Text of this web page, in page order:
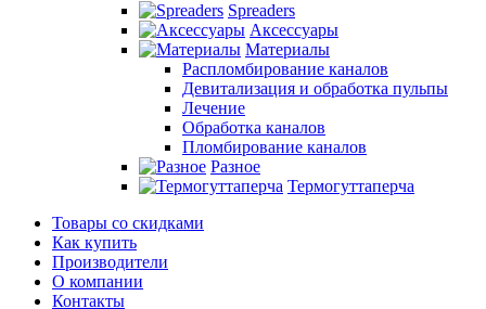
Spreaders
Аксессуары
Материалы
Распломбирование каналов
Девитализация и обработка пульпы
Лечение
Обработка каналов
Пломбирование каналов
Разное
Термогуттаперча
Товары со скидками
Как купить
Производители
О компании
Контакты